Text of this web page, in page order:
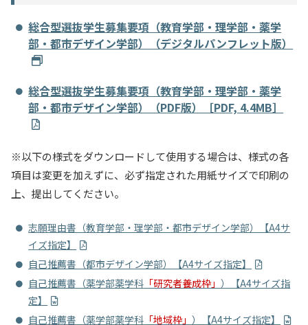
総合型選抜学生募集要項（教育学部・理学部・薬学
部・都市デザイン学部）（デジタルパンフレット版）
総合型選抜学生募集要項（教育学部・理学部・薬学
部・都市デザイン学部）（PDF版）［PDF, 4.4MB］
※以下の様式をダウンロードして使用する場合は、様式の各
項目は変更を加えずに、必ず指定された用紙サイズで印刷の
上、提出してください。
志願理由書（教育学部・理学部・都市デザイン学部）【A4サ
イズ指定】
自己推薦書（都市デザイン学部）【A4サイズ指定】
自己推薦書（薬学部薬学科 「研究者養成枠」）【A4サイズ指
定】
自己推薦書（薬学部薬学科 「地域枠」）【A4サイズ指定】